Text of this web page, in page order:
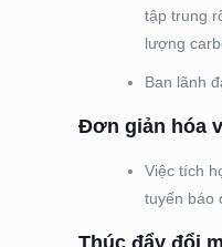
tập trung
lượng
Ban lãnh
Đơn giản hóa
Việc tích
tuyến báo
Thúc đẩy đổi